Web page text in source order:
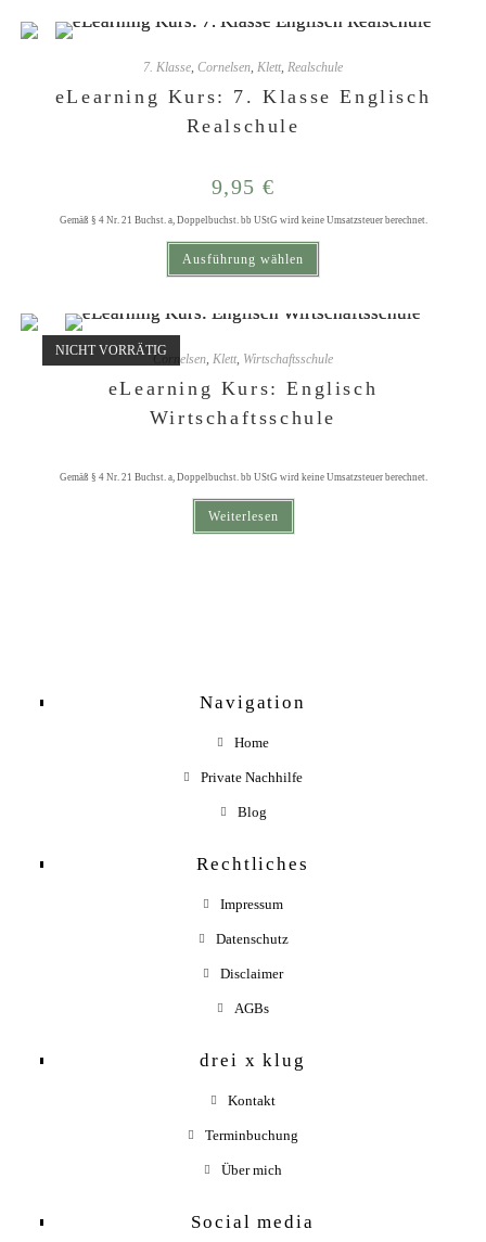
7. Klasse, Cornelsen, Klett, Realschule
eLearning Kurs: 7. Klasse Englisch
Realschule
9,95 €
Gemäß § 4 Nr. 21 Buchst. a, Doppelbuchst. bb UStG wird keine Umsatzsteuer berechnet.
Ausführung wählen
Dieses Produkt weist mehrere Varianten auf. Die Optionen können auf der Produktseite gewählt werden
NICHT VORRÄTIG
Cornelsen Klett, Wirtschaftsschule
eLearning Kurs: Englisch
Wirtschaftsschule
Gemäß § 4 Nr. 21 Buchst. a, Doppelbuchst. bb UStG wird keine Umsatzsteuer berechnet.
Weiterlesen
Navigation
Home
Private Nachhilfe
Blog
Rechtliches
Impressum
Datenschutz
Disclaimer
AGBs
drei x klug
Kontakt
Terminbuchung
Über mich
Social media